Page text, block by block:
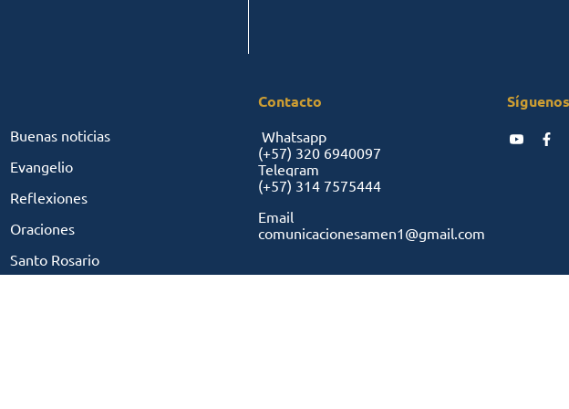
Buenas noticias
Evangelio
Reflexiones
Oraciones
Santo Rosario
Contacto
Whatsapp
(+57) 320 6940097
Telegram
(+57) 314 7575444
Email
comunicacionesamen1@gmail.com